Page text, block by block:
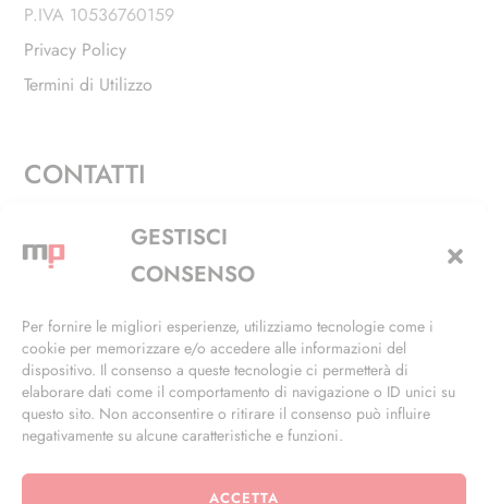
GESTISCI
CONSENSO
Per fornire le migliori esperienze, utilizziamo tecnologie come i
cookie per memorizzare e/o accedere alle informazioni del
dispositivo. Il consenso a queste tecnologie ci permetterà di
elaborare dati come il comportamento di navigazione o ID unici su
questo sito. Non acconsentire o ritirare il consenso può influire
negativamente su alcune caratteristiche e funzioni.
ACCETTA
P.IVA 10536760159
Privacy Policy
Termini di Utilizzo
CONTATTI
Via Alfieri, 27 - Trezzano Sul Naviglio (MI)
+39 02 4846 3155
info@masterphil.it